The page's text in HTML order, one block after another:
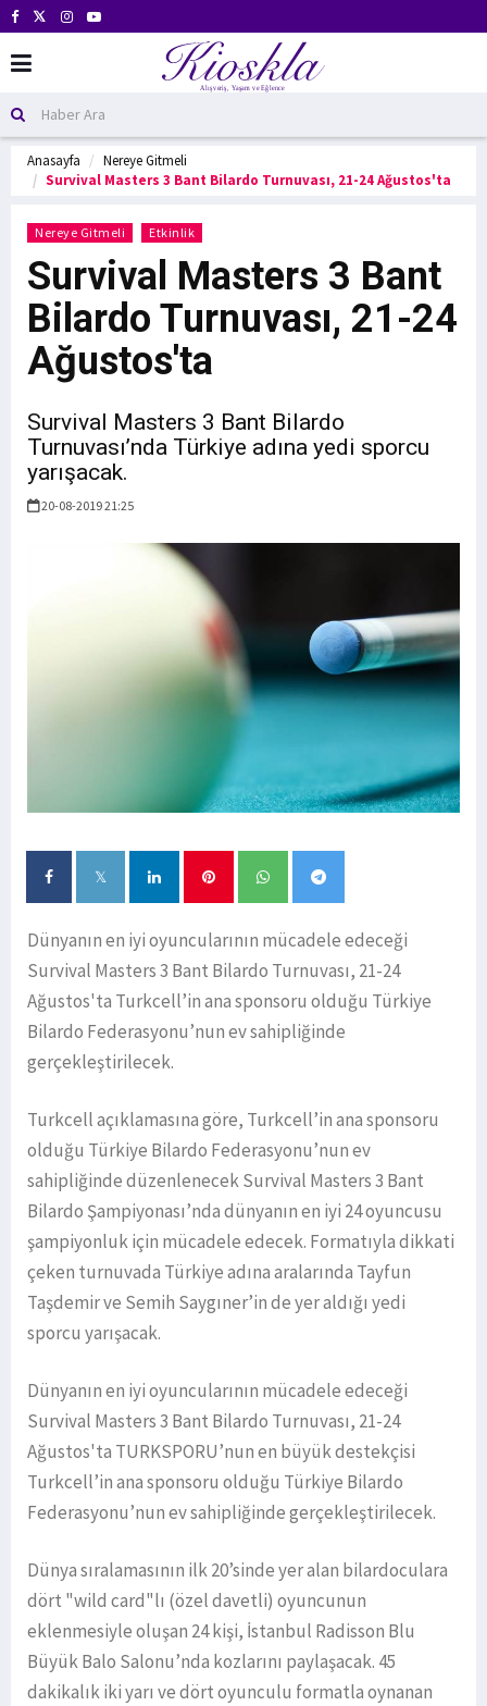
Anasayfa
Nereye Gitmeli
Survival Masters 3 Bant Bilardo Turnuvası, 21-24 Ağustos'ta
Nereye Gitmeli Etkinlik
Survival Masters 3 Bant
Bilardo Turnuvası, 21-24
Ağustos'ta
Survival Masters 3 Bant Bilardo
Turnuvası’nda Türkiye adına yedi sporcu
yarışacak.
20-08-2019 21:25
Dünyanın en iyi oyuncularının mücadele edeceği
Survival Masters 3 Bant Bilardo Turnuvası, 21-24
Ağustos'ta Turkcell’in ana sponsoru olduğu Türkiye
Bilardo Federasyonu’nun ev sahipliğinde
gerçekleştirilecek.
Turkcell açıklamasına göre, Turkcell’in ana sponsoru
olduğu Türkiye Bilardo Federasyonu’nun ev
sahipliğinde düzenlenecek Survival Masters 3 Bant
Bilardo Şampiyonası’nda dünyanın en iyi 24 oyuncusu
şampiyonluk için mücadele edecek. Formatıyla dikkati
çeken turnuvada Türkiye adına aralarında Tayfun
Taşdemir ve Semih Saygıner’in de yer aldığı yedi
sporcu yarışacak.
Dünyanın en iyi oyuncularının mücadele edeceği
Survival Masters 3 Bant Bilardo Turnuvası, 21-24
Ağustos'ta TURKSPORU’nun en büyük destekçisi
Turkcell’in ana sponsoru olduğu Türkiye Bilardo
Federasyonu’nun ev sahipliğinde gerçekleştirilecek.
Dünya sıralamasının ilk 20’sinde yer alan bilardoculara
dört "wild card"lı (özel davetli) oyuncunun
eklenmesiyle oluşan 24 kişi, İstanbul Radisson Blu
Büyük Balo Salonu’nda kozlarını paylaşacak. 45
dakikalık iki yarı ve dört oyunculu formatla oynanan